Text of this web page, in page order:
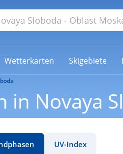
Wetterkarten Skigebiete
in Novaya
UV-Index